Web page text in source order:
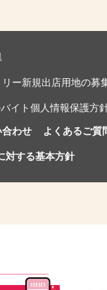
リー新規出店用地の募
イト個人情報保護方
合わせ よくあるご質
対する基本方針